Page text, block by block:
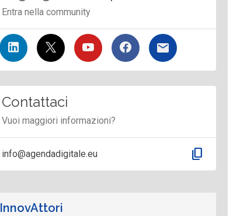
Entra nella community
Contattaci
Vuoi maggiori informazioni?
info@agendadigitale.eu content_copy
InnovAttori